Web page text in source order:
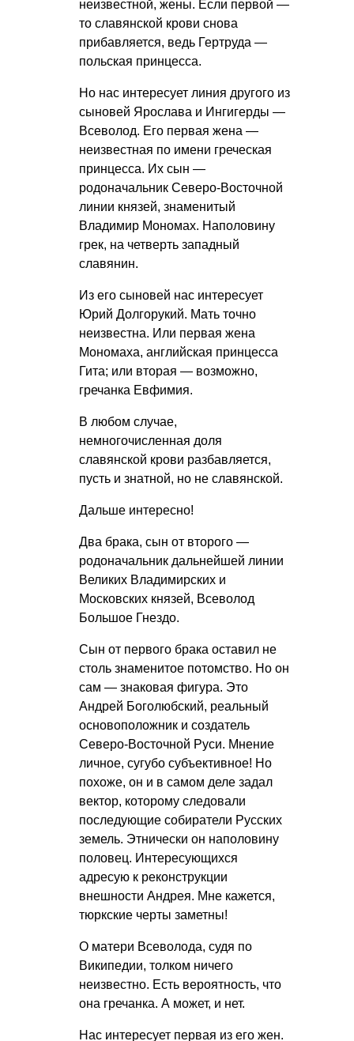
неизвестной, жены. Если первой —
то славянской крови снова
прибавляется, ведь Гертруда —
польская принцесса.
Но нас интересует линия другого из
сыновей Ярослава и Ингигерды —
Всеволод. Его первая жена —
неизвестная по имени греческая
принцесса. Их сын —
родоначальник Северо-Восточной
линии князей, знаменитый
Владимир Мономах. Наполовину
грек, на четверть западный
славянин.
Из его сыновей нас интересует
Юрий Долгорукий. Мать точно
неизвестна. Или первая жена
Мономаха, английская принцесса
Гита; или вторая — возможно,
гречанка Евфимия.
В любом случае,
немногочисленная доля
славянской крови разбавляется,
пусть и знатной, но не славянской.
Дальше интересно!
Два брака, сын от второго —
родоначальник дальнейшей линии
Великих Владимирских и
Московских князей, Всеволод
Большое Гнездо.
Сын от первого брака оставил не
столь знаменитое потомство. Но он
сам — знаковая фигура. Это
Андрей Боголюбский, реальный
основоположник и создатель
Северо-Восточной Руси. Мнение
личное, сугубо субъективное! Но
похоже, он и в самом деле задал
вектор, которому следовали
последующие собиратели Русских
земель. Этнически он наполовину
половец. Интересующихся
адресую к реконструкции
внешности Андрея. Мне кажется,
тюркские черты заметны!
О матери Всеволода, судя по
Википедии, толком ничего
неизвестно. Есть вероятность, что
она гречанка. А может, и нет.
Нас интересует первая из его жен.